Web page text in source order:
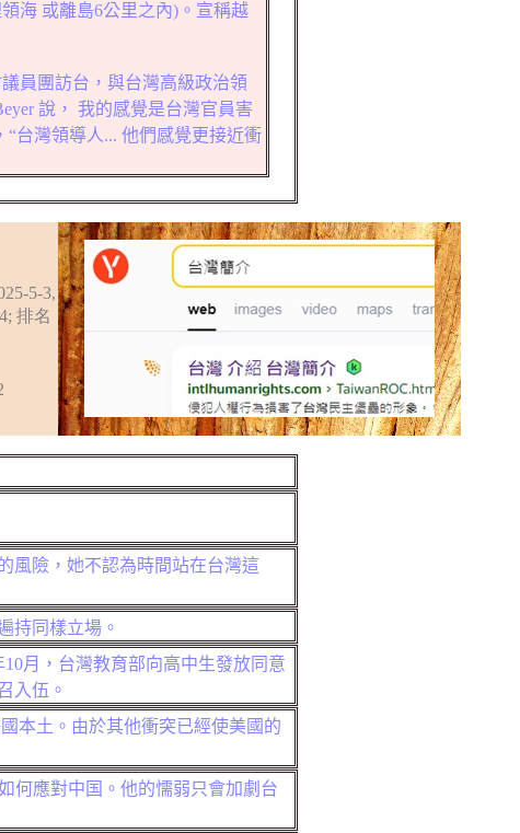
海 或離島6公里之內) 。 宣稱越
員團訪台 ， 與台灣高級政治領
說， 我的感覺是台灣官員害
“台灣領導人... 他們感覺更接近衝
5-3,
排名
風險，她不認為時間站在台灣這
持同樣立場。
月，台灣教育部向高中生發放同意
入伍。
本土。由於其他衝突已經使美國的
何應對中国。他的懦弱只會加劇台